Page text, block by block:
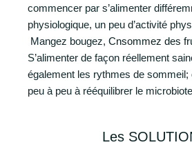
commencer par s’alimenter
physiologique, un peu d’activité
Mangez bougez, Cnsommez des
S’alimenter de façon réellement
également les rythmes de sommeil;
peu à peu à rééquilibrer le
Les